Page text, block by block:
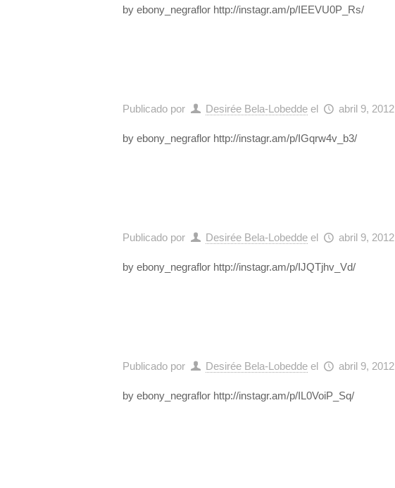
by ebony_negraflor http://instagr.am/p/IEEVU0P_Rs/
Publicado por Desirée Bela-Lobedde el abril 9, 2012
by ebony_negraflor http://instagr.am/p/IGqrw4v_b3/
Publicado por Desirée Bela-Lobedde el abril 9, 2012
by ebony_negraflor http://instagr.am/p/IJQTjhv_Vd/
Publicado por Desirée Bela-Lobedde el abril 9, 2012
by ebony_negraflor http://instagr.am/p/IL0VoiP_Sq/